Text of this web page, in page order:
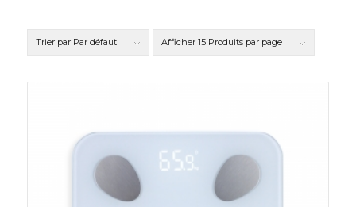
Trier par Par défaut Afficher 15 Produits par page